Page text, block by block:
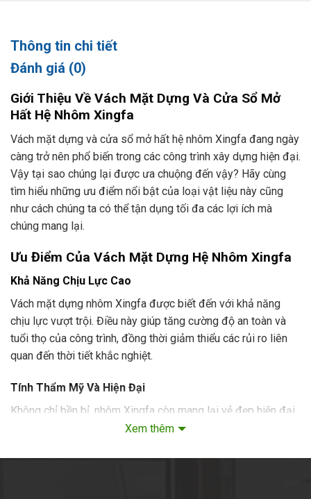
Thông tin chi tiết
Đánh giá (0)
Giới Thiệu Về Vách Mặt Dựng Và Cửa Sổ Mở
Hất Hệ Nhôm Xingfa
Vách mặt dựng và cửa sổ mở hất hệ nhôm Xingfa đang ngày
càng trở nên phổ biến trong các công trình xây dựng hiện đại.
Vậy tại sao chúng lại được ưa chuộng đến vậy? Hãy cùng
tìm hiểu những ưu điểm nổi bật của loại vật liệu này cũng
như cách chúng ta có thể tận dụng tối đa các lợi ích mà
chúng mang lại.
Ưu Điểm Của Vách Mặt Dựng Hệ Nhôm Xingfa
Khả Năng Chịu Lực Cao
Vách mặt dựng nhôm Xingfa được biết đến với khả năng
chịu lực vượt trội. Điều này giúp tăng cường độ an toàn và
tuổi thọ của công trình, đồng thời giảm thiểu các rủi ro liên
quan đến thời tiết khắc nghiệt.
Tính Thẩm Mỹ Và Hiện Đại
Không chỉ bền bỉ, nhôm Xingfa còn mang lại vẻ đẹp hiện đại
và sang trọng cho các tòa nhà. Với nhiều mẫu mã và màu sắc
hợp với nhiều phong cách kiến trúc khác nhau.
Xem thêm